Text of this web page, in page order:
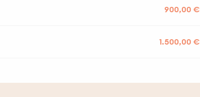
900,00 €
1.500,00 €